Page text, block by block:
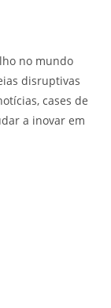
no mundo
disruptivas
cases de
a inovar em